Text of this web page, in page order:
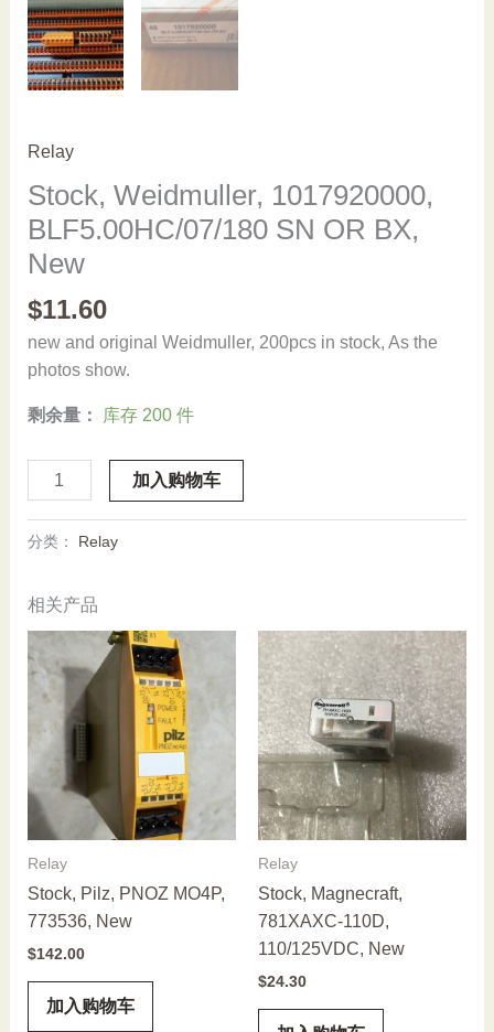
Relay
Stock, Weidmuller, 1017920000,
BLF5.00HC/07/180 SN OR BX,
New
$11.60
new and original Weidmuller, 200pcs in stock, As the
photos show.
剩余量： 库存 200 件
Stock,
Weidmuller,
BLF5.00HC/07/180
OR
BX,
New
数
加入购物车
分类： Relay
相关产品
Relay
Stock, Pilz, PNOZ MO4P,
773536, New
$142.00
加入购物车
Relay
Stock, Magnecraft,
781XAXC-110D,
110/125VDC, New
$24.30